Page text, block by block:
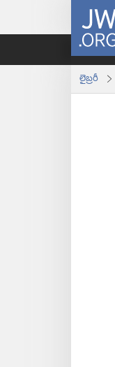
JW.ORG
లైబ్రరీ